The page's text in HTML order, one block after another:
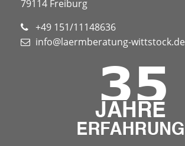
79114 Freiburg
+49 151/11148636
info@laermberatung-wittstock.de